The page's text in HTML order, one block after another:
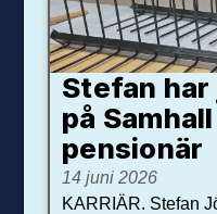
Stefan
på
pensionär
14 juni 2026
KARRIÄR. Stefan